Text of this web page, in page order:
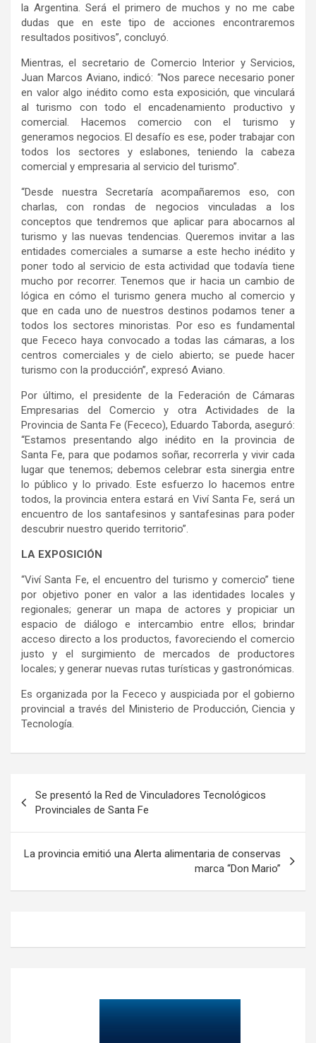
la Argentina. Será el primero de muchos y no me cabe
dudas que en este tipo de acciones encontraremos
resultados positivos”, concluyó.
Mientras, el secretario de Comercio Interior y Servicios,
Juan Marcos Aviano, indicó: “Nos parece necesario poner
en valor algo inédito como esta exposición, que vinculará
al turismo con todo el encadenamiento productivo y
comercial. Hacemos comercio con el turismo y
generamos negocios. El desafío es ese, poder trabajar con
todos los sectores y eslabones, teniendo la cabeza
comercial y empresaria al servicio del turismo”.
“Desde nuestra Secretaría acompañaremos eso, con
charlas, con rondas de negocios vinculadas a los
conceptos que tendremos que aplicar para abocarnos al
turismo y las nuevas tendencias. Queremos invitar a las
entidades comerciales a sumarse a este hecho inédito y
poner todo al servicio de esta actividad que todavía tiene
mucho por recorrer. Tenemos que ir hacia un cambio de
lógica en cómo el turismo genera mucho al comercio y
que en cada uno de nuestros destinos podamos tener a
todos los sectores minoristas. Por eso es fundamental
que Fececo haya convocado a todas las cámaras, a los
centros comerciales y de cielo abierto; se puede hacer
turismo con la producción”, expresó Aviano.
Por último, el presidente de la Federación de Cámaras
Empresarias del Comercio y otra Actividades de la
Provincia de Santa Fe (Fececo), Eduardo Taborda, aseguró:
“Estamos presentando algo inédito en la provincia de
Santa Fe, para que podamos soñar, recorrerla y vivir cada
lugar que tenemos; debemos celebrar esta sinergia entre
lo público y lo privado. Este esfuerzo lo hacemos entre
todos, la provincia entera estará en Viví Santa Fe, será un
encuentro de los santafesinos y santafesinas para poder
descubrir nuestro querido territorio”.
LA EXPOSICIÓN
“Viví Santa Fe, el encuentro del turismo y comercio” tiene
por objetivo poner en valor a las identidades locales y
regionales; generar un mapa de actores y propiciar un
espacio de diálogo e intercambio entre ellos; brindar
acceso directo a los productos, favoreciendo el comercio
justo y el surgimiento de mercados de productores
locales; y generar nuevas rutas turísticas y gastronómicas.
Es organizada por la Fececo y auspiciada por el gobierno
provincial a través del Ministerio de Producción, Ciencia y
Tecnología.
de
entradas
Se presentó la Red de Vinculadores Tecnológicos
Provinciales de Santa Fe
La provincia emitió una Alerta alimentaria de conservas
marca “Don Mario”